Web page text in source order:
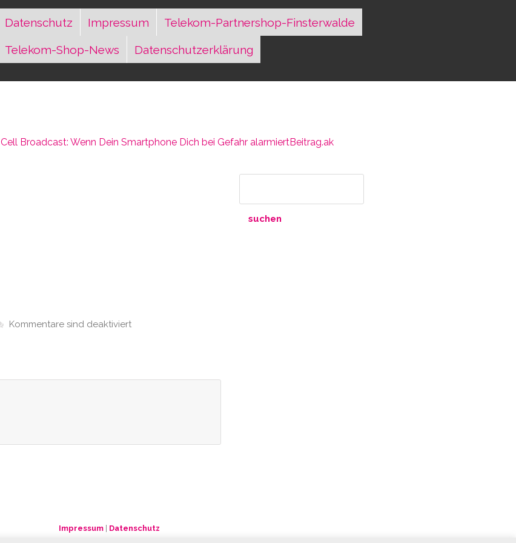
Datenschutz Impressum Telekom-Partnershop-Finsterwalde
Telekom-Shop-News Datenschutzerklärung
Cell Broadcast: Wenn Dein Smartphone Dich bei Gefahr alarmiertBeitrag.ak
Kommentare sind deaktiviert
Impressum| Datenschutz